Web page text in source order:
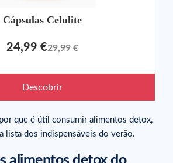
Cápsulas Celulite
24,99 €29,99 €
Descobrir
que é útil consumir alimentos detox,
lista dos indispensáveis do verão.